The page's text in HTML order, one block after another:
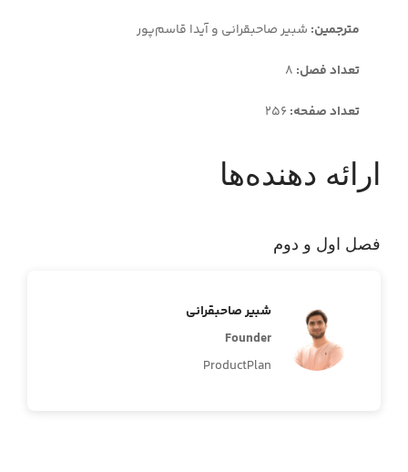
مترجمین: شبیر صاحبقرانی و آیدا قاسم‌پور
تعداد فصل:
تعداد صفحه:256
ارائه دهنده‌ها
فصل اول و دوم
شبیر صاحبقرانی
Founder
ProductPlan